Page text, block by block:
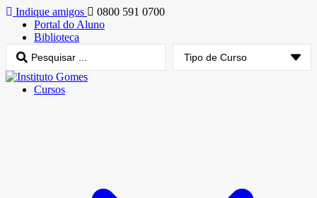
Indique amigos
0800 591 0700
Portal do Aluno
Biblioteca
Cursos